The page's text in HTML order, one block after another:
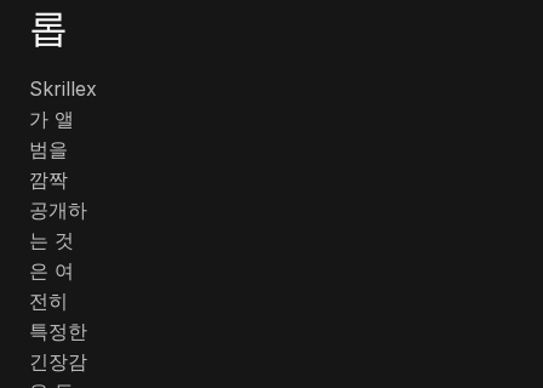
롭
Skrillex
가 앨
범을
깜짝
공개하
는 것
은 여
전히
특정한
긴장감